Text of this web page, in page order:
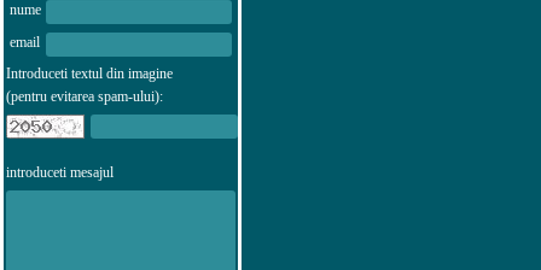
nume
email
Introduceti textul din imagine
(pentru evitarea spam-ului):
introduceti mesajul